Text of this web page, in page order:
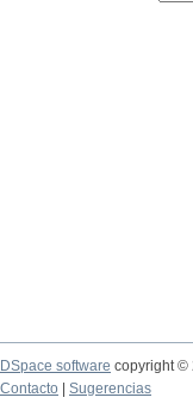
DSpace software copyright ©
Contacto
Sugerencias